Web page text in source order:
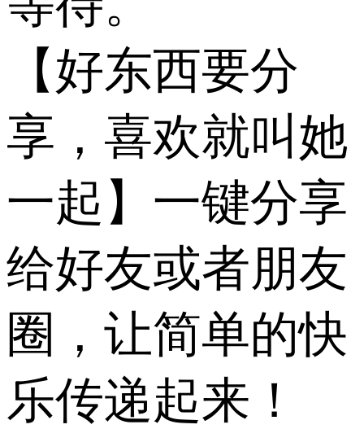
【好东西要分
享，喜欢就叫她
一起】一键分享
给好友或者朋友
圈，让简单的快
乐传递起来！